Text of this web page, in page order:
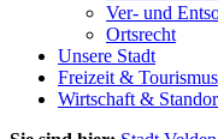
Ver- und
Ortsrecht
Unsere Stadt
Freizeit & Tourismus
Wirtschaft &